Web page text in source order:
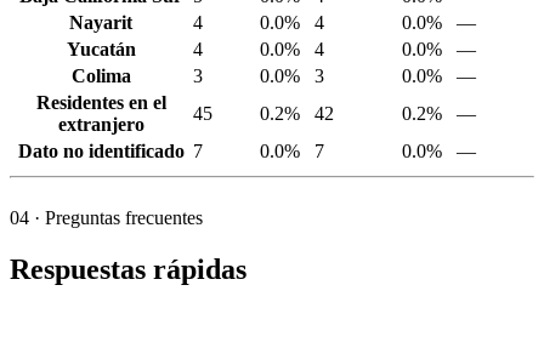
Nayarit
4 0.0% 4 0.0%
—
Yucatán
4 0.0% 4 0.0%
—
Colima
3 0.0% 3 0.0%
—
Residentes en el
extranjero
45 0.2% 42 0.2%
—
Dato no identificado 7 0.0% 7 0.0% —
04 · Preguntas frecuentes
Respuestas rápidas